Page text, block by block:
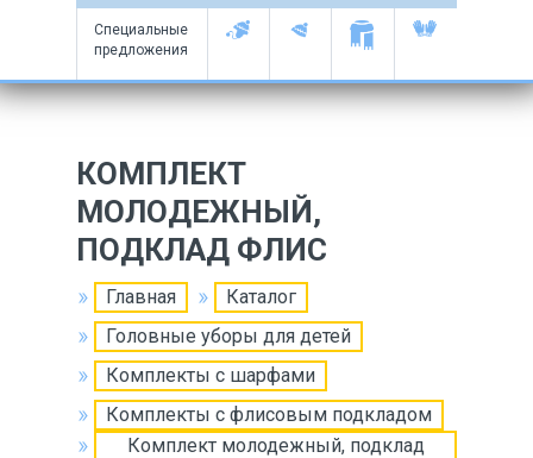
Специальные
предложения
КОМПЛЕКТ
МОЛОДЕЖНЫЙ,
ПОДКЛАД ФЛИС
Главная
Каталог
Головные уборы для детей
Комплекты с шарфами
Комплекты с флисовым подкладом
Комплект молодежный, подклад